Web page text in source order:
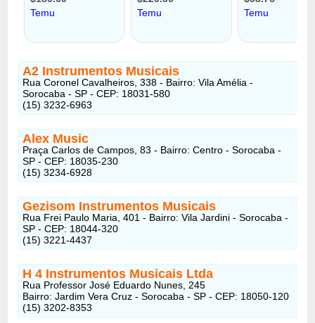
A2 Instrumentos Musicais
Rua Coronel Cavalheiros, 338 - Bairro: Vila Amélia -
Sorocaba - SP - CEP: 18031-580
(15) 3232-6963
Alex Music
Praça Carlos de Campos, 83 - Bairro: Centro - Sorocaba -
SP - CEP: 18035-230
(15) 3234-6928
Gezisom Instrumentos Musicais
Rua Frei Paulo Maria, 401 - Bairro: Vila Jardini - Sorocaba -
SP - CEP: 18044-320
(15) 3221-4437
H 4 Instrumentos Musicais Ltda
Rua Professor José Eduardo Nunes, 245
Bairro: Jardim Vera Cruz - Sorocaba - SP - CEP: 18050-120
(15) 3202-8353